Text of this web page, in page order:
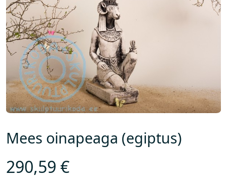
Mees oinapeaga (egiptus)
290,59 €